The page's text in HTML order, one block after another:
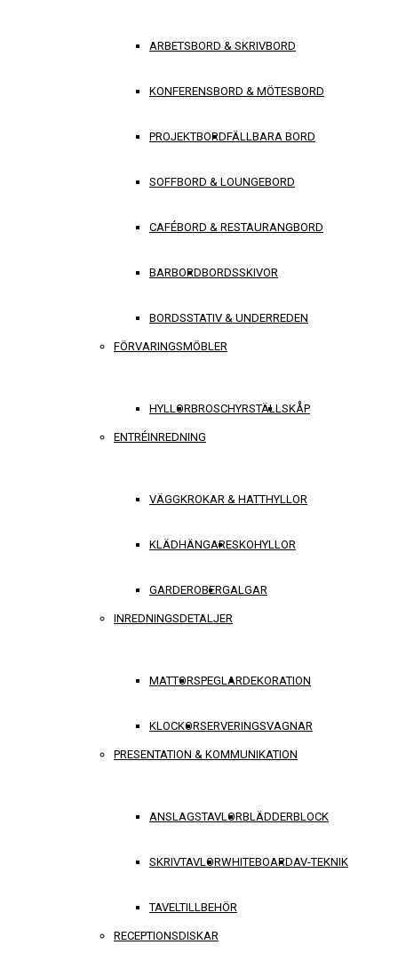
ARBETSBORD & SKRIVBORD
KONFERENSBORD & MÖTESBORD
PROJEKTBORDFÄLLBARA BORD
SOFFBORD & LOUNGEBORD
CAFÉBORD & RESTAURANGBORD
BARBORDBORDSSKIVOR
BORDSSTATIV & UNDERREDEN
FÖRVARINGSMÖBLER
HYLLORBROSCHYRSTÄLLSKÅP
ENTRÉINREDNING
VÄGGKROKAR & HATTHYLLOR
KLÄDHÄNGARESKOHYLLOR
GARDEROBERGALGAR
INREDNINGSDETALJER
MATTORSPEGLARDEKORATION
KLOCKORSERVERINGSVAGNAR
PRESENTATION & KOMMUNIKATION
ANSLAGSTAVLORBLÄDDERBLOCK
SKRIVTAVLORWHITEBOARDAV-TEKNIK
TAVELTILLBEHÖR
RECEPTIONSDISKAR